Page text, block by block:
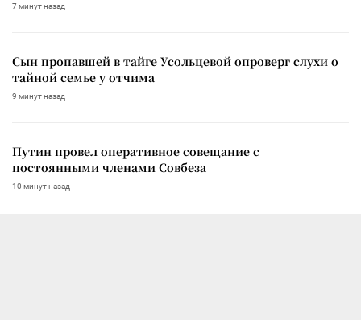
7 минут назад
Сын пропавшей в тайге Усольцевой опроверг слухи о
тайной семье у отчима
9 минут назад
Путин провел оперативное совещание с
постоянными членами Совбеза
10 минут назад